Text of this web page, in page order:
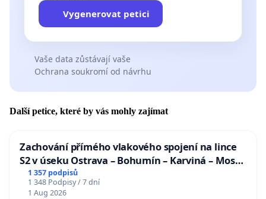
Vygenerovat petici
Vaše data zůstávají vaše
Ochrana soukromí od návrhu
Další petice, které by vás mohly zajímat
Zachování přímého vlakového spojení na lince
S2 v úseku Ostrava – Bohumín – Karviná – Mosty
u Jablunkova
1 357 podpisů
1 348 Podpisy / 7 dní
1 Aug 2026